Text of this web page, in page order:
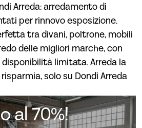
Arreda: arredamento di
per rinnovo esposizione.
tra divani, poltrone, mobili
delle migliori marche, con
limitata. Arreda la
solo su Dondi Arreda
al 70%!